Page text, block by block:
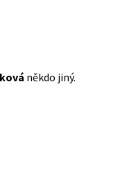
někdo jiný.